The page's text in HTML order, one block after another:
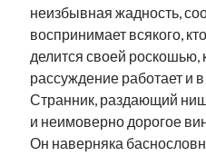
неизбывная жадность,
воспринимает всякого,
делится своей роскошью,
рассуждение работает и
Странник, раздающий
и неимоверно дорогое
Он наверняка